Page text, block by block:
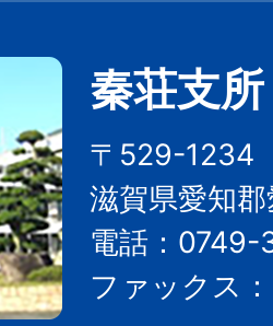
秦荘支所
〒529-
滋賀県愛知
電話：0749-
ファックス